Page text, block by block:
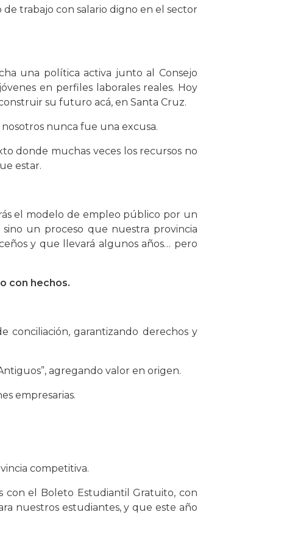
trabajo con salario digno en el sector
una política activa junto al Consejo
en perfiles laborales reales. Hoy
su futuro acá, en Santa Cruz.
nunca fue una excusa.
donde muchas veces los recursos no
estar.
el modelo de empleo público por un
un proceso que nuestra provincia
y que llevará algunos años… pero
con hechos.
garantizando derechos y
agregando valor en origen.
empresarias.
competitiva.
con el Boleto Estudiantil Gratuito, con
nuestros estudiantes, y que este año